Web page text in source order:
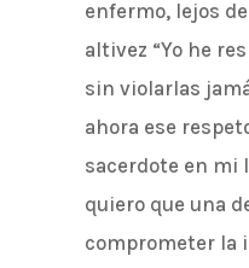
enfermo, lejos
altivez “Yo he
sin violarlas
ahora ese
sacerdote en mi
quiero que una
comprometer la